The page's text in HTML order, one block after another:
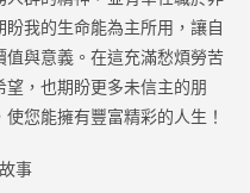
我的生命能為主所用，讓自
與意義。在這充滿愁煩勞苦
，也期盼更多未信主的朋
您能擁有豐富精彩的人生！
事